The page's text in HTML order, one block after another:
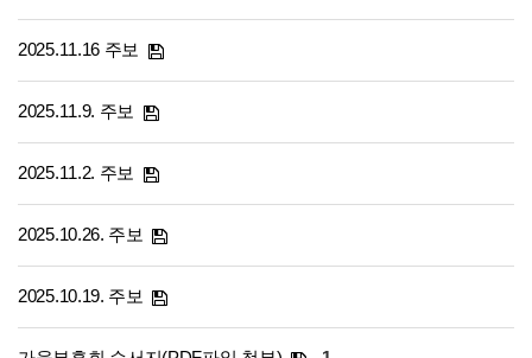
2025.11.16 주보
2025.11.9. 주보
2025.11.2. 주보
2025.10.26. 주보
2025.10.19. 주보